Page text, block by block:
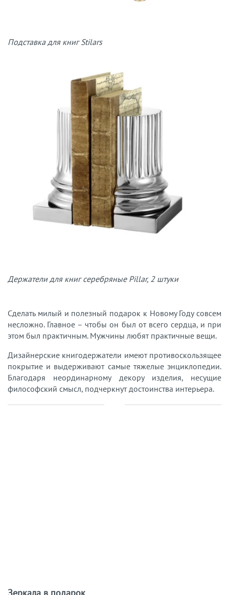
Подставка для книг Stilars
Держатели для книг серебряные Pillar, 2 штуки
Сделать милый и полезный подарок к Новому Году совсем
несложно. Главное – чтобы он был от всего сердца, и при
этом был практичным. Мужчины любят практичные вещи.
Дизайнерские книгодержатели имеют противоскользящее
покрытие и выдерживают самые тяжелые энциклопедии.
Благодаря неординарному декору изделия, несущие
философский смысл, подчеркнут достоинства интерьера.
Зеркала в подарок